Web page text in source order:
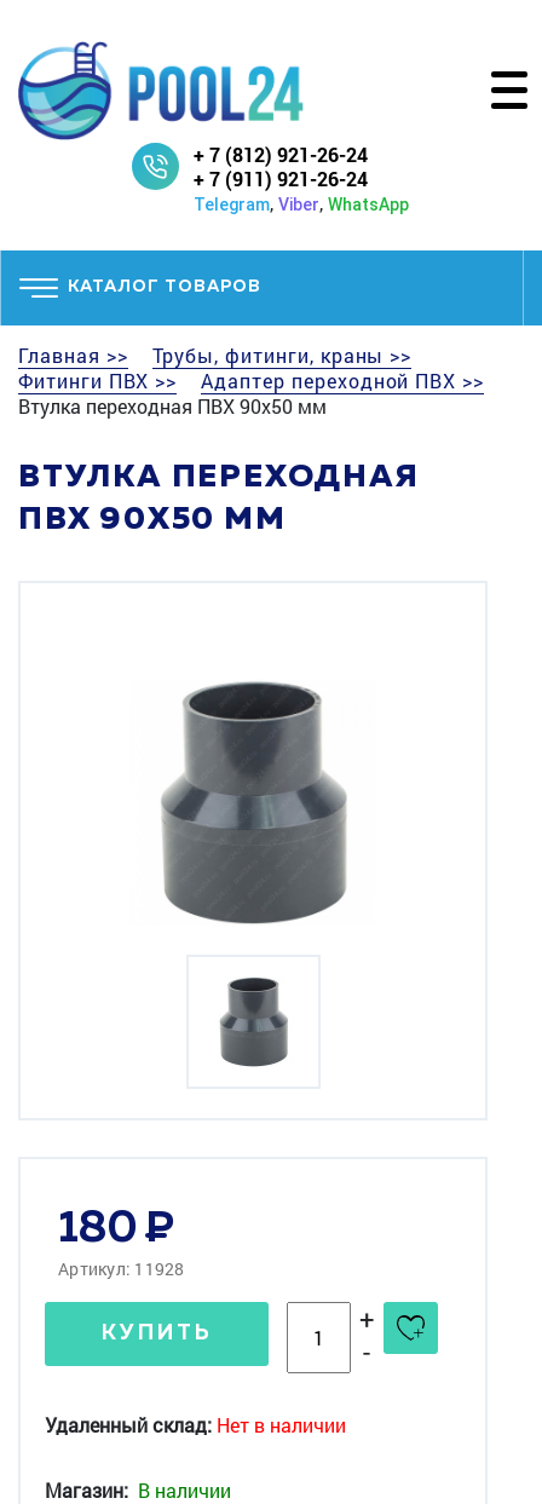
+ 7 (812) 921-26-24
+ 7 (911) 921-26-24
Telegram, Viber, WhatsApp
КАТАЛОГ ТОВАРОВ
Главная >>
Трубы, фитинги, краны >>
Фитинги ПВХ >>
Адаптер переходной ПВХ >>
Втулка переходная ПВХ 90x50 мм
ВТУЛКА ПЕРЕХОДНАЯ
ПВХ 90X50 ММ
180
Артикул: 11928
КУПИТЬ
+
-
Удаленный склад: Нет в наличии
Магазин: В наличии